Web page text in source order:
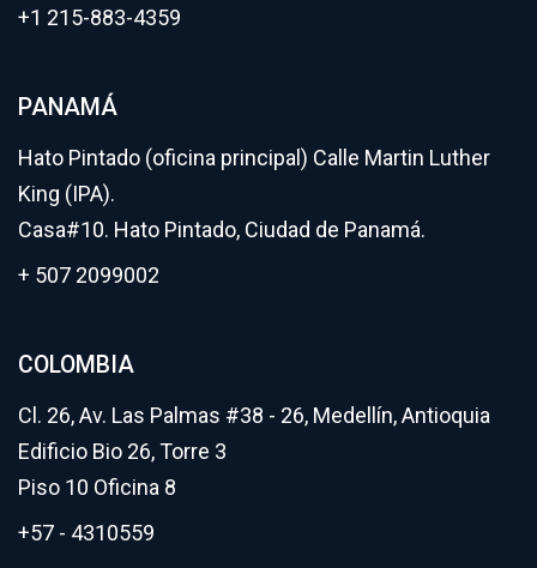
+1 215-883-4359
PANAMÁ
Hato Pintado (oficina principal) Calle Martin Luther
King (IPA).
Casa#10. Hato Pintado, Ciudad de Panamá.
+ 507 2099002
COLOMBIA
Cl. 26, Av. Las Palmas #38 - 26, Medellín, Antioquia
Edificio Bio 26, Torre 3
Piso 10 Oficina 8
+57 - 4310559